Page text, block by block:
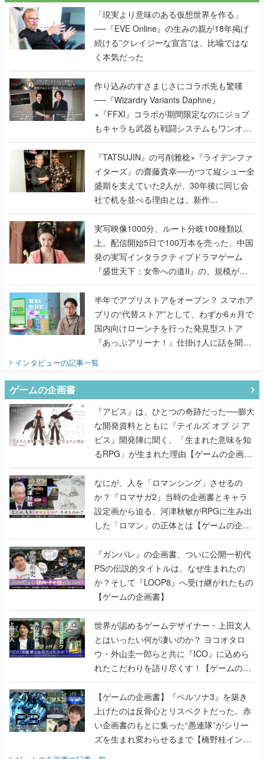
く本気だった
作り込みのすさまじさにコラボ先も驚嘆
──『Wizardry Variants Daphne』
×『FFXI』コラボが期間限定なのにジョブ
もキャラも武器も戦闘システムもワンオフ
で作り込まれた理由を両ディレクターに聞
く
『TATSUJIN』の弓削雅稔×『ライデンファ
イターズ』の齋藤貴幸──かつて縦シュー全
盛期を支えていた2人が、30年後に同じ会
社で机を並べる理由とは。新作
『TATSUJIN EXTREME』で初タッグを組
んだレジェンド2人に訊く開発秘話
実写映像1000分、ルート分岐100種類以
上。配信開始5日で100万本を売った、中国
発の実写インタラクティブドラマゲーム
『盛世天下：女帝への道II』の、規模が違
うこだわりをプロデューサーに聞いた
半年でアプリストアをオープン？ スマホア
プリの“代替ストア”として、わずか6ヵ月で
国内向けローンチを行った発見型ストア
『あっぷアリーナ！』仕掛け人に話を聞い
てみた
インタビューの記事一覧
『アビス』は、ひとつの奇跡だった──膨大
な開発資料とともに『テイルズ オブ ジ ア
るRPG」が生まれた理由【ゲームの企画
書】
なにが、人を「ロマンシング」させるの
か？『ロマサガ2』当時の企画書とキャラ
設定画から迫る、河津秋敏がRPGに生み出
した「ロマン」の正体とは【ゲームの企画
書】
『ガンパレ』の企画書、ついに公開━初代
PSの伝説的タイトルは、なぜ生まれたの
か？そして『LOOP8』へ受け継がれたもの
【ゲームの企画書】
世界が認めるゲームデザイナー・上田文人
とはいったい何が凄いのか？ ヨコオタロ
ウ・外山圭一郎らと共に『ICO』に込めら
れたこだわりを語り尽くす！【ゲームの企
画書】
【ゲームの企画書】『ペルソナ3』を築き
上げたのは反骨心とリスペクトだった。赤
い企画書のもとに集った“愚連隊”がシリー
ズを生まれ変わらせるまで【橋野桂インタ
ビュー】
ゲームの企画書の記事一覧
若ゲのいたり〜ゲームクリエイターの青春〜